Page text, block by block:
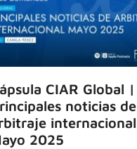
CIAR Global |
noticias de
internacional
2025